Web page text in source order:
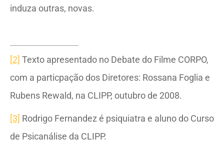
induza outras, novas.
[2] Texto apresentado no Debate do Filme CORPO,
com a particpação dos Diretores: Rossana Foglia e
Rubens Rewald, na CLIPP, outubro de 2008.
[3] Rodrigo Fernandez é psiquiatra e aluno do Curso
de Psicanálise da CLIPP.